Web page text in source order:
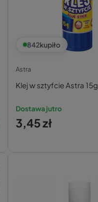
842kupiło
Astra
Klej w sztyfcie Astra 15g
Dostawa jutro
3,45 zł